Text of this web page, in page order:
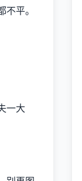
平。
一大